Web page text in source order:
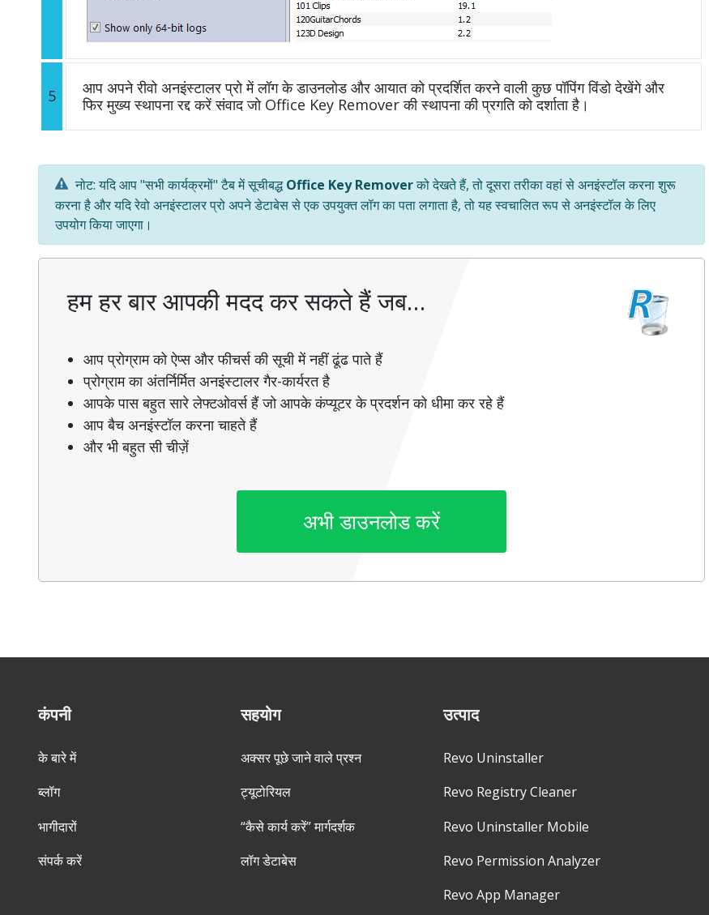
5
आप अपने रीवो अनइंस्टालर प्रो में लॉग के डाउनलोड और आयात को प्रदर्शित करने वाली कुछ पॉपिंग विंडो देखेंगे और
फिर मुख्य स्थापना रद्द करें संवाद जो Office Key Remover की स्थापना की प्रगति को दर्शाता है।
नोट: यदि आप "सभी कार्यक्रमों" टैब में सूचीबद्धOffice Key Removerको देखते हैं, तो दूसरा तरीका वहां से अनइंस्टॉल करना शुरू
करना है और यदि रेवो अनइंस्टालर प्रो अपने डेटाबेस से एक उपयुक्त लॉग का पता लगाता है, तो यह स्वचालित रूप से अनइंस्टॉल के लिए
उपयोग किया जाएगा।
हम हर बार आपकी मदद कर सकते हैं जब…
आप प्रोग्राम को ऐप्स और फीचर्स की सूची में नहीं ढूंढ पाते हैं
प्रोग्राम का अंतर्निर्मित अनइंस्टालर गैर-कार्यरत है
आपके पास बहुत सारे लेफ्टओवर्स हैं जो आपके कंप्यूटर के प्रदर्शन को धीमा कर रहे हैं
आप बैच अनइंस्टॉल करना चाहते हैं
और भी बहुत सी चीज़ें
अभी डाउनलोड करें
कंपनी
के बारे में
ब्लॉग
भागीदारों
संपर्क करें
सहयोग
अक्सर पूछे जाने वाले प्रश्न
ट्यूटोरियल
“कैसे कार्य करें” मार्गदर्शक
लॉग डेटाबेस
उत्पाद
Revo Uninstaller
Revo Registry Cleaner
Revo Uninstaller Mobile
Revo Permission Analyzer
Revo App Manager